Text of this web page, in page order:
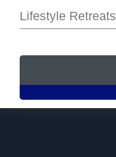
Lifestyle Retreats